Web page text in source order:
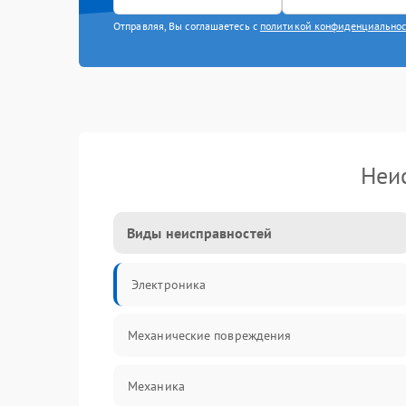
Отправляя, Вы соглашаетесь с политикой
Виды неисправностей
Электроника
Механические повреждения
Механика